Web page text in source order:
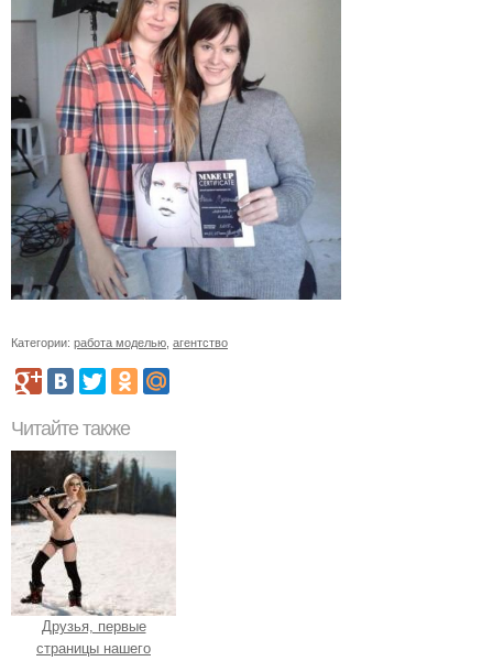
Категории: работа моделью агентство
Читайте также
Друзья, первые
страницы нашего